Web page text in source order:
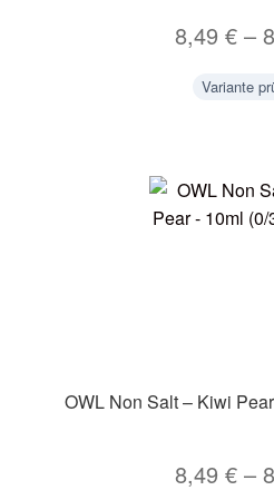
8,49 €–
Variante
OWL Non Salt – Kiwi
8,49 €–